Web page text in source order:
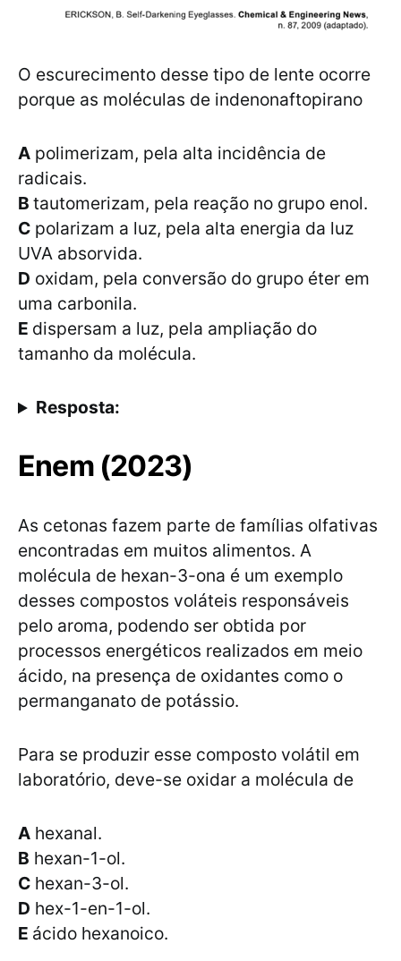
O escurecimento desse tipo de lente ocorre
porque as moléculas de indenonaftopirano
A polimerizam, pela alta incidência de
radicais.
B tautomerizam, pela reação no grupo enol.
C polarizam a luz, pela alta energia da luz
UVA absorvida.
D oxidam, pela conversão do grupo éter em
uma carbonila.
E dispersam a luz, pela ampliação do
tamanho da molécula.
Resposta:
Enem (2023)
As cetonas fazem parte de famílias olfativas
encontradas em muitos alimentos. A
molécula de hexan-3-ona é um exemplo
desses compostos voláteis responsáveis
pelo aroma, podendo ser obtida por
processos energéticos realizados em meio
ácido, na presença de oxidantes como o
permanganato de potássio.
Para se produzir esse composto volátil em
laboratório, deve-se oxidar a molécula de
A hexanal.
B hexan-1-ol.
C hexan-3-ol.
D hex-1-en-1-ol.
E ácido hexanoico.